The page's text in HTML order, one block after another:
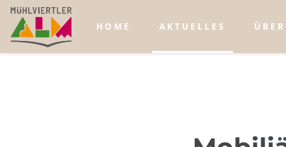
HOME AKTUELLES